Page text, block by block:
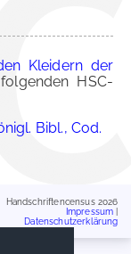
Kleidern der
HSC-
Bibl., Cod.
Handschriftencensus 2026
Impressum
Datenschutzerklärung